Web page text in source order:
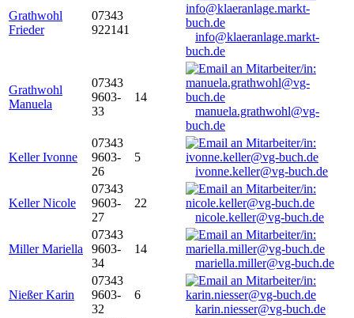
Grathwohl
Frieder
07343
922141
info@klaeranlage.markt-
buch.de
Grathwohl
Manuela
07343
9603-
33
14
manuela.grathwohl@vg-
buch.de
Keller Ivonne
07343
9603-
26
5
ivonne.keller@vg-buch.de
Keller Nicole
07343
9603-
27
22
nicole.keller@vg-buch.de
Miller Mariella
07343
9603-
34
14
mariella.miller@vg-buch.de
Nießer Karin
07343
9603-
32
6
karin.niesser@vg-buch.de